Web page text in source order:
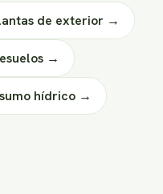
de exterior →
→
hídrico →